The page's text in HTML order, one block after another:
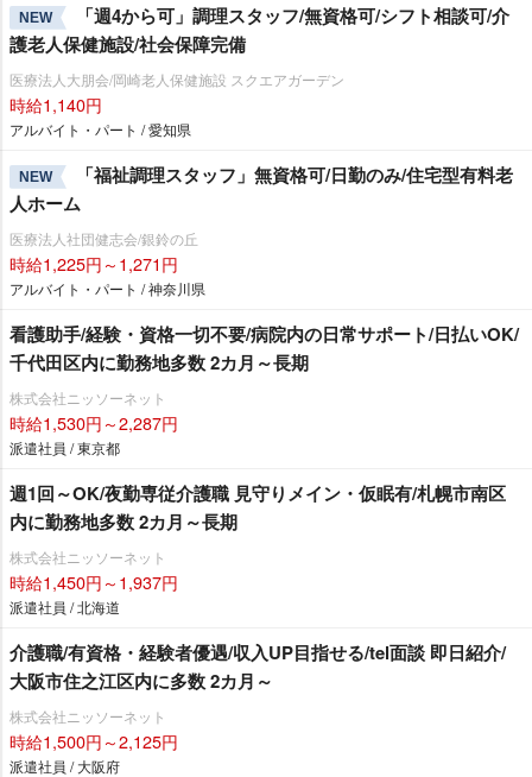
NEW
「週4から可」調理スタッフ/無資格可/シフト相談可/介
護老人保健施設/社会保障完備
医療法人大朋会/岡崎老人保健施設 スクエアガーデン
時給1,140円
アルバイト・パート / 愛知県
NEW
「福祉調理スタッフ」無資格可/日勤のみ/住宅型有料老
人ホーム
医療法人社団健志会/銀鈴の丘
時給1,225円～1,271円
アルバイト・パート / 神奈川県
看護助手/経験・資格一切不要/病院内の日常サポート/日払いOK/
千代田区内に勤務地多数 2カ月～長期
株式会社ニッソーネット
時給1,530円～2,287円
派遣社員 / 東京都
週1回～OK/夜勤専従介護職 見守りメイン・仮眠有/札幌市南区
内に勤務地多数 2カ月～長期
株式会社ニッソーネット
時給1,450円～1,937円
派遣社員 / 北海道
介護職/有資格・経験者優遇/収入UP目指せる/tel面談 即日紹介/
大阪市住之江区内に多数 2カ月～
株式会社ニッソーネット
時給1,500円～2,125円
派遣社員 / 大阪府